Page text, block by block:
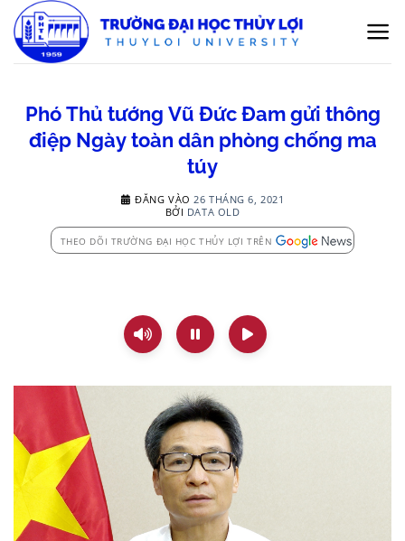
qua
nội
Phó Thủ tướng Vũ Đức Đam gửi thông
điệp Ngày toàn dân phòng chống ma
túy
ĐĂNG VÀO 26 THÁNG 6, 2021
BỞI DATA OLD
THEO DÕI TRƯỜNG ĐẠI HỌC THỦY LỢI TRÊN